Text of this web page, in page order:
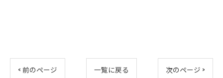
< 前のページ 一覧に戻る 次のページ >